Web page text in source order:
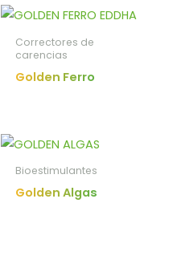
Correctores de
carencias
Golden Ferro
Bioestimulantes
Golden Algas